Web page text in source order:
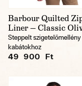
Barbour Quilted
Liner — Classic
Steppelt
kabátokhoz
49 900 Ft